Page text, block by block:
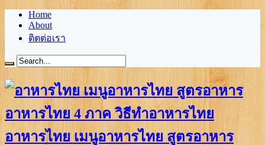
Home
About
ติตต่อเรา
อาหารไทย เมนูอาหารไทย สูตรอาหาร